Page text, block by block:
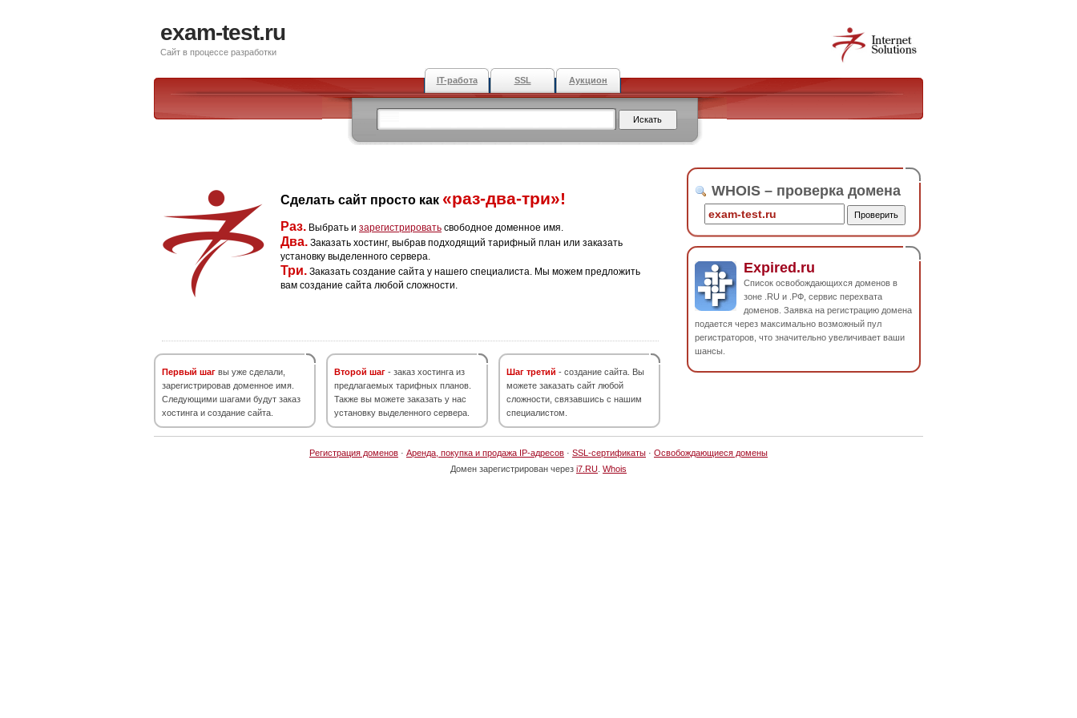
exam-test.ru
Сайт в процессе разработки
IT-работа SSL Аукцион
Сделать сайт просто как «раз-два-три»!
Раз. Выбрать и зарегистрировать свободное доменное имя.
Два. Заказать хостинг, выбрав подходящий тарифный план или заказать
установку выделенного сервера.
Три. Заказать создание сайта у нашего специалиста. Мы можем предложить
вам создание сайта любой сложности.
Первый шаг вы уже сделали,
зарегистрировав доменное имя.
Следующими шагами будут заказ
хостинга и создание сайта.
Второй шаг - заказ хостинга из
предлагаемых тарифных планов.
Также вы можете заказать у нас
установку выделенного сервера.
Шаг третий - создание сайта. Вы
можете заказать сайт любой
сложности, связавшись с нашим
специалистом.
WHOIS – проверка домена
Expired.ru
Список освобождающихся доменов в
зоне .RU и .РФ, сервис перехвата
доменов. Заявка на регистрацию домена
подается через максимально возможный пул
регистраторов, что значительно увеличивает ваши
шансы.
Регистрация доменов · Аренда, покупка и продажа IP-адресов · SSL-сертификаты · Освобождающиеся домены
Домен зарегистрирован через i7.RU Whois